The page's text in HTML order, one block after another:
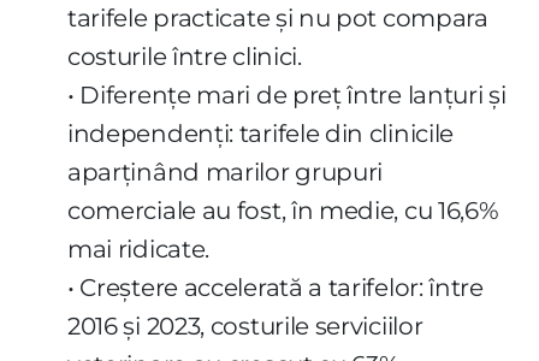
tarifele practicate și nu pot compara
costurile între clinici.
• Diferențe mari de preț între lanțuri și
independenți: tarifele din clinicile
aparținând marilor grupuri
comerciale au fost, în medie, cu 16,6%
mai ridicate.
• Creștere accelerată a tarifelor: între
2016 și 2023, costurile serviciilor